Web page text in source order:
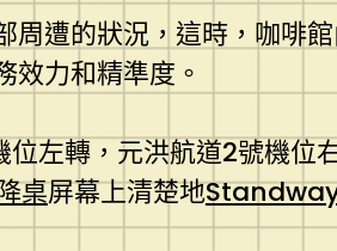
周遭的狀況，這時，咖啡
效力和精準度。
位左轉，元洪航道2號機
桌屏幕上清楚地